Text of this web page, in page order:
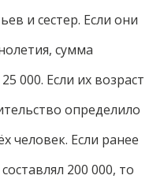
и сестер. Если они
сумма
000. Если их возраст
определило
человек. Если ранее
200 000, то